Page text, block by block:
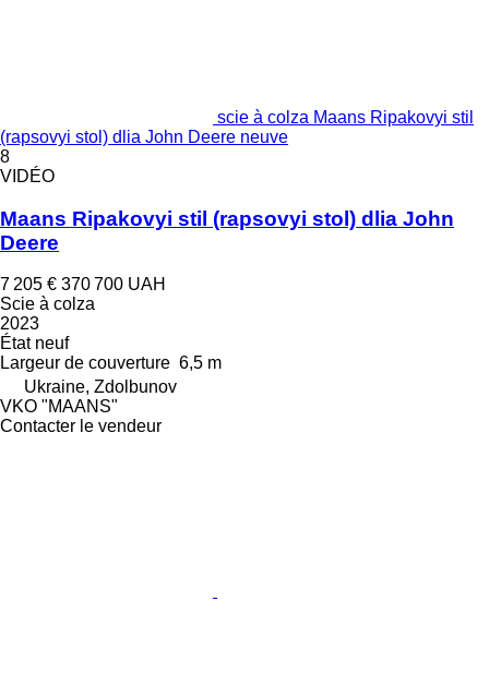
scie à colza Maans Ripakovyi stil
(rapsovyi stol) dlia John Deere neuve
8
VIDÉO
Maans Ripakovyi stil (rapsovyi stol) dlia John
Deere
7 205 € 370 700 UAH
Scie à colza
2023
Étatneuf
Largeur de couverture 6,5 m
Ukraine, Zdolbunov
VKO "MAANS"
Contacter le vendeur